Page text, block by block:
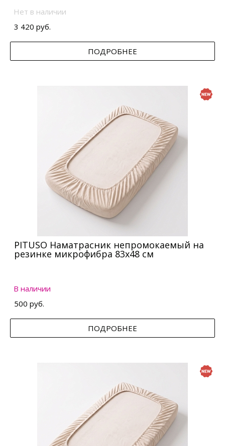
Нет в наличии
3 420 руб.
ПОДРОБНЕЕ
PITUSO Наматрасник непромокаемый на
резинке микрофибра 83х48 см
В наличии
500 руб.
ПОДРОБНЕЕ